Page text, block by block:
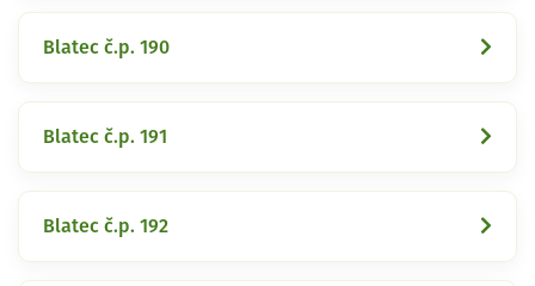
Blatec č.p. 190
Blatec č.p. 191
Blatec č.p. 192